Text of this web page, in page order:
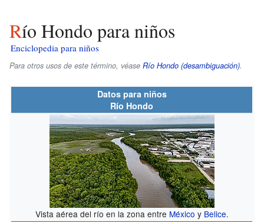
Río Hondo para niños
Enciclopedia para niños
Para otros usos de este término, véase Río Hondo (desambiguación).
Datos para niños
Río Hondo
Vista aérea del río en la zona entre México y Belice.